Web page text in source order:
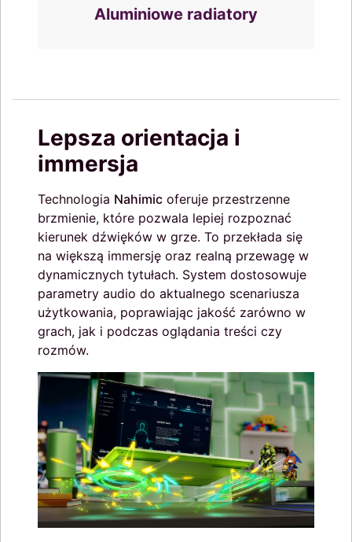
Aluminiowe radiatory
Lepsza orientacja i
immersja
Technologia Nahimic oferuje przestrzenne
brzmienie, które pozwala lepiej rozpoznać
kierunek dźwięków w grze. To przekłada się
na większą immersję oraz realną przewagę w
dynamicznych tytułach. System dostosowuje
parametry audio do aktualnego scenariusza
użytkowania, poprawiając jakość zarówno w
grach, jak i podczas oglądania treści czy
rozmów.